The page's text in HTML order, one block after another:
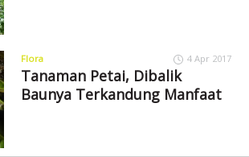
Flora 4 Apr 2017
Tanaman Petai, Dibalik
Baunya Terkandung Manfaat